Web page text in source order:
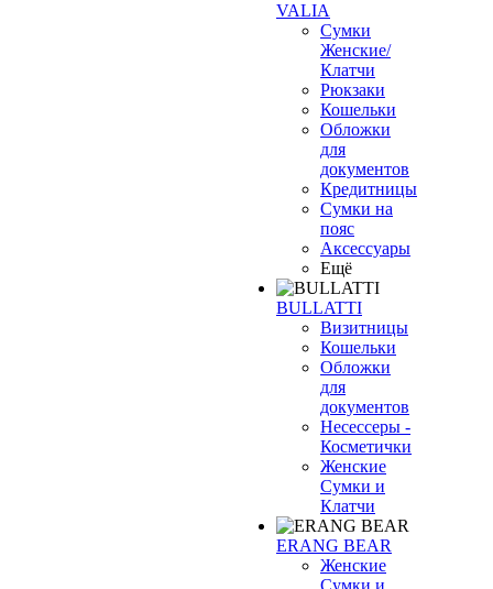
VALIA
Сумки
Женские/
Клатчи
Рюкзаки
Кошельки
Обложки
для
документов
Кредитницы
Сумки на
пояс
Аксессуары
Ещё
BULLATTI
Визитницы
Кошельки
Обложки
для
документов
Несессеры -
Косметички
Женские
Сумки и
Клатчи
ERANG BEAR
Женские
Сумки и